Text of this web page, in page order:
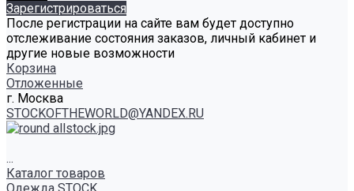
Зарегистрироваться
После регистрации на сайте вам будет доступно
отслеживание состояния заказов, личный кабинет и
другие новые возможности
Корзина
Отложенные
г. Москва
STOCKOFTHEWORLD@YANDEX.RU
...
Каталог товаров